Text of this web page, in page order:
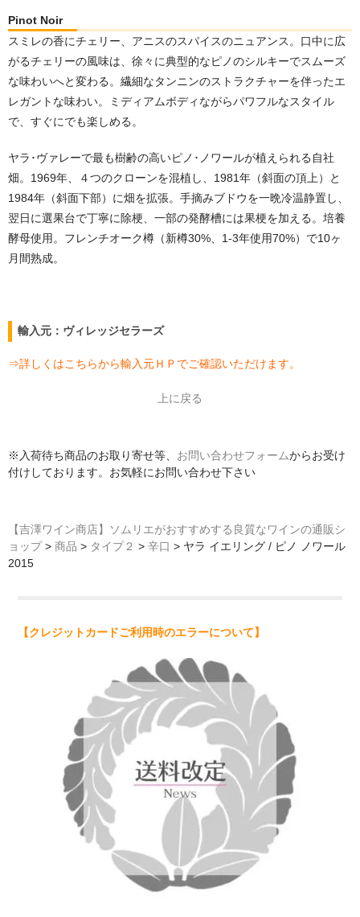
Pinot Noir
スミレの⾹にチェリー、アニスのスパイスのニュアンス。口中に広
がるチェリーの風味は、徐々に典型的なピノのシルキーでスムーズ
な味わいへと変わる。繊細なタンニンのストラクチャーを伴ったエ
レガントな味わい。ミディアムボディながらパワフルなスタイル
で、すぐにでも楽しめる。
ヤラ･ヴァレーで最も樹齢の高いピノ･ノワールが植えられる⾃社
畑。1969年、４つのクローンを混植し、1981年（斜⾯の頂上）と
1984年（斜⾯下部）に畑を拡張。手摘みブドウを⼀晩冷温静置し、
翌⽇に選果台で丁寧に除梗、⼀部の発酵槽には果梗を加える。培養
酵⺟使用。フレンチオーク樽（新樽30%、1-3年使用70%）で10ヶ
月間熟成。
輸入元：ヴィレッジセラーズ
⇒詳しくはこちらから輸入元ＨＰでご確認いただけます。
上に戻る
※入荷待ち商品のお取り寄せ等、 お問い合わせフォームからお受け
付けしております。お気軽にお問い合わせ下さい
【吉澤ワイン商店】ソムリエがおすすめする良質なワインの通販シ
ョップ> 商品 > タイプ２ > 辛口 > ヤラ イエリング / ピノ ノワール
2015
【クレジットカードご利用時のエラーについて】